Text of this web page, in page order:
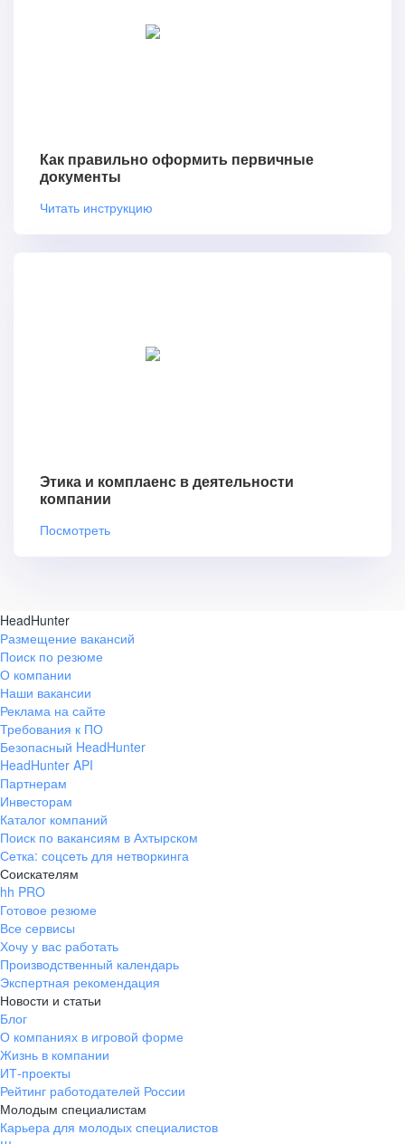
Как правильно оформить первичные
документы
Читать инструкцию
Этика и комплаенс в деятельности
компании
Посмотреть
HeadHunter
Размещение вакансий
Поиск по резюме
О компании
Наши вакансии
Реклама на сайте
Требования к ПО
Безопасный HeadHunter
HeadHunter API
Партнерам
Инвесторам
Каталог компаний
Поиск по вакансиям в Ахтырском
Сетка: соцсеть для нетворкинга
Соискателям
hh PRO
Готовое резюме
Все сервисы
Хочу у вас работать
Производственный календарь
Экспертная рекомендация
Новости и статьи
Блог
О компаниях в игровой форме
Жизнь в компании
ИТ-проекты
Рейтинг работодателей России
Молодым специалистам
Карьера для молодых специалистов